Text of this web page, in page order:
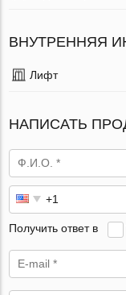
ВНУТРЕННЯЯ
Лифт
НАПИСАТЬ
Получить ответ в